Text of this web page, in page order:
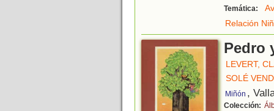
Temática:
Relación
Pedro
LEVERT,
SOLÉ
Miñón ,
Colección: